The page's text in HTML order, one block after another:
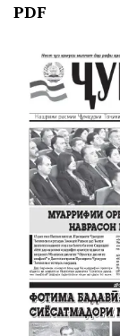
PDF